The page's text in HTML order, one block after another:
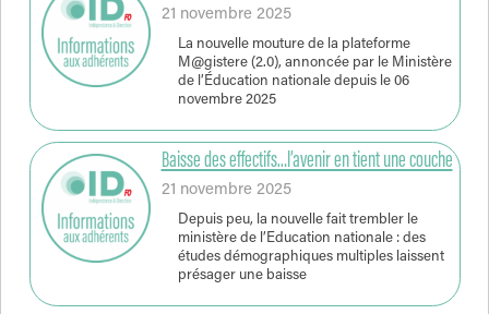
21 novembre 2025
La nouvelle mouture de la plateforme
M@gistere (2.0), annoncée par le Ministère
de l’Éducation nationale depuis le 06
novembre 2025
Baisse des effectifs…l’avenir en tient une couche
21 novembre 2025
Depuis peu, la nouvelle fait trembler le
ministère de l’Education nationale : des
études démographiques multiples laissent
présager une baisse